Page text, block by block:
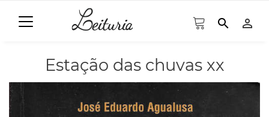
search person_outline
Estação das chuvas xx